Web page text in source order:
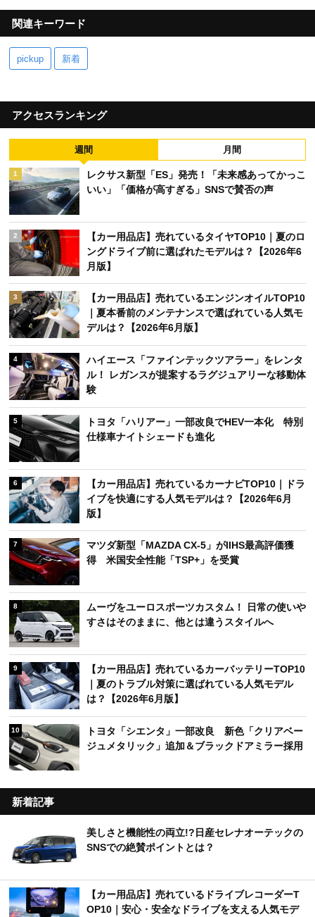
関連キーワード
pickup 新着
アクセスランキング
週間 月間
1
レクサス新型「ES」発売！「未来感あってかっこ
いい」「価格が高すぎる」SNSで賛否の声
2
【カー用品店】売れているタイヤTOP10｜夏のロ
ングドライブ前に選ばれたモデルは？【2026年6
月版】
3
【カー用品店】売れているエンジンオイルTOP10
｜夏本番前のメンテナンスで選ばれている人気モ
デルは？【2026年6月版】
4
ハイエース「ファインテックツアラー」をレンタ
ル！ レガンスが提案するラグジュアリーな移動体
験
5
トヨタ「ハリアー」一部改良でHEV一本化 特別
仕様車ナイトシェードも進化
6
【カー用品店】売れているカーナビTOP10｜ドラ
イブを快適にする人気モデルは？【2026年6月
版】
7
マツダ新型「MAZDA CX-5」がIIHS最高評価獲
得 米国安全性能「TSP+」を受賞
8
ムーヴをユーロスポーツカスタム！ 日常の使いや
すさはそのままに、他とは違うスタイルへ
9
【カー用品店】売れているカーバッテリーTOP10
｜夏のトラブル対策に選ばれている人気モデル
は？【2026年6月版】
10
トヨタ「シエンタ」一部改良 新色「クリアベー
ジュメタリック」追加＆ブラックドアミラー採用
新着記事
美しさと機能性の両立!?日産セレナオーテックの
SNSでの絶賛ポイントとは？
【カー用品店】売れているドライブレコーダーT
OP10｜安心・安全なドライブを支える人気モデ